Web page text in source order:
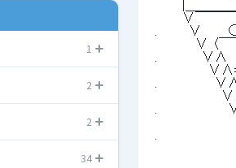
1
2
2
34
∨￣￣￣￣
.　　　 ∨　　
∨ 〈￣￣￣
.　　　 　 ∨∧　
.　　　 　 　 ∨∧
∨∧＿＿＿＿
.　　　 　 　
∨∧＿＿＿
.　　　 　 　
∨＿＿＿＿